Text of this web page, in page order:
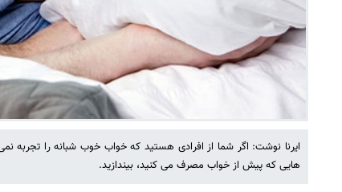
ایرنا نوشت: اگر شما از افرادی هستید که خواب خوب شبانه را تجربه
هایی که پیش از خواب مصرف می کنید، بیندازید.